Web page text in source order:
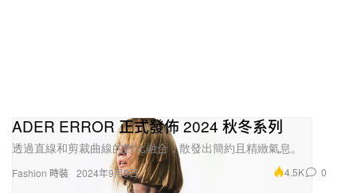
Fashion 時裝
ADER ERROR 正式發佈 2024 秋冬系列
透過直線和剪裁曲線的對比融合，散發出簡約且精緻氣息。
2024年9月9日 4.5K 0